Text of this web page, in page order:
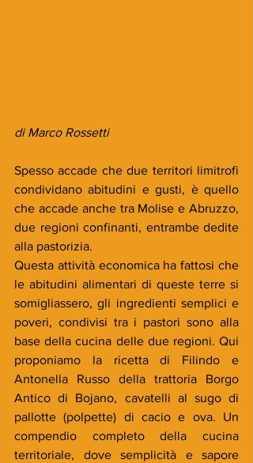
di Marco Rossetti
Spesso accade che due territori limitrofi
condividano abitudini e gusti, è quello
che accade anche tra Molise e Abruzzo,
due regioni confinanti, entrambe dedite
alla pastorizia.
Questa attività economica ha fattosi che
le abitudini alimentari di queste terre si
somigliassero, gli ingredienti semplici e
poveri, condivisi tra i pastori sono alla
base della cucina delle due regioni. Qui
proponiamo la ricetta di Filindo e
Antonella Russo della trattoria Borgo
Antico di Bojano, cavatelli al sugo di
pallotte (polpette) di cacio e ova. Un
compendio completo della cucina
territoriale, dove semplicità e sapore